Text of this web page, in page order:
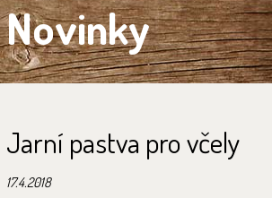
Novinky
Jarní pastva pro včely
17.4.2018